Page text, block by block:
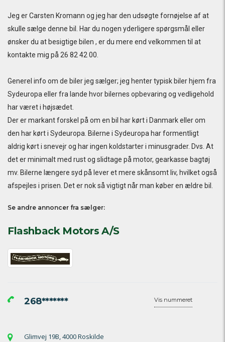
Jeg er Carsten Kromann og jeg har den udsøgte fornøjelse af at
skulle sælge denne bil. Har du nogen yderligere spørgsmål eller
ønsker du at besigtige bilen , er du mere end velkommen til at
kontakte mig på 26 82 42 00.
Generel info om de biler jeg sælger; jeg henter typisk biler hjem fra
Sydeuropa eller fra lande hvor bilernes opbevaring og vedligehold
har været i højsædet.
Der er markant forskel på om en bil har kørt i Danmark eller om
den har kørt i Sydeuropa. Bilerne i Sydeuropa har formentligt
aldrig kørt i snevejr og har ingen koldstarter i minusgrader. Dvs. At
det er minimalt med rust og slidtage på motor, gearkasse bagtøj
mv. Bilerne længere syd på lever et mere skånsomt liv, hvilket også
afspejles i prisen. Det er nok så vigtigt når man køber en ældre bil.
Se andre annoncer fra sælger:
Flashback Motors A/S
268******* Vis nummeret
Glimvej 19B, 4000 Roskilde